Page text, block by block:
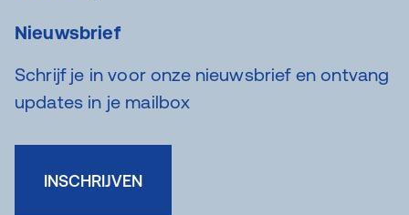
Nieuwsbrief
Schrijf je in voor onze nieuwsbrief en ontvang
updates in je mailbox
INSCHRIJVEN